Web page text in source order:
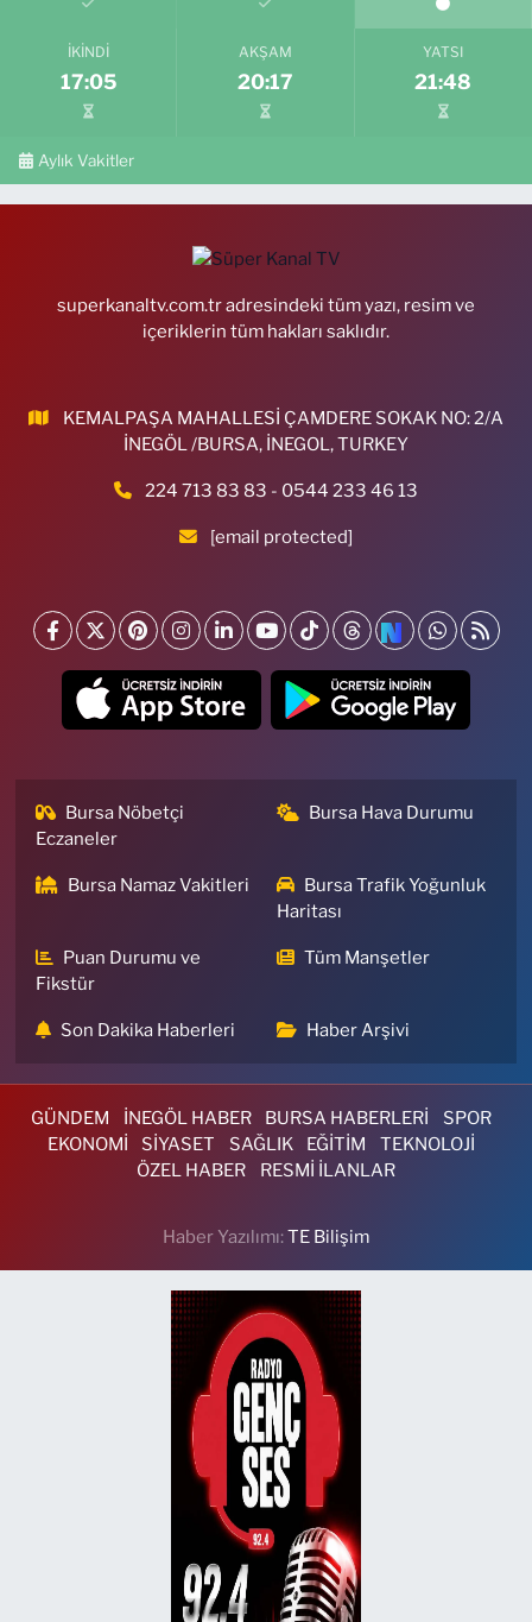
İKINDI
17:05
AKŞAM
20:17
YATSI
21:48
Aylık Vakitler
superkanaltv.com.tr adresindeki tüm yazı, resim ve
içeriklerin tüm hakları saklıdır.
KEMALPAŞA MAHALLESİ ÇAMDERE SOKAK NO: 2/A
İNEGÖL /BURSA, İNEGOL, TURKEY
224 713 83 83 - 0544 233 46 13
[email protected]
Bursa Nöbetçi
Eczaneler
Bursa Hava Durumu
Bursa Namaz Vakitleri
Bursa Trafik Yoğunluk
Haritası
Puan Durumu ve
Fikstür
Tüm Manşetler
Son Dakika Haberleri Haber Arşivi
GÜNDEM İNEGÖL HABER BURSA HABERLERİ
SPOR
EKONOMİ
SİYASET SAĞLIK EĞİTİM
TEKNOLOJİ
ÖZEL HABER
RESMİ İLANLAR
Haber Yazılımı:TE Bilişim